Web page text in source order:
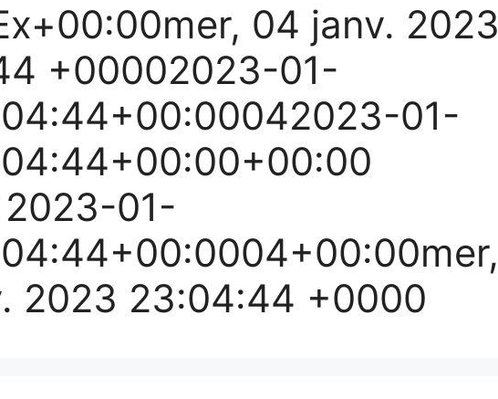
04 janv. 2023
+00002023-01-
01-
01-
2023 23:04:44 +0000